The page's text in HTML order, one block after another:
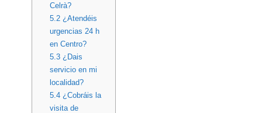
Celrà?
5.2¿Atendéis
urgencias 24 h
en Centro?
5.3¿Dais
servicio en mi
localidad?
5.4¿Cobráis la
visita de